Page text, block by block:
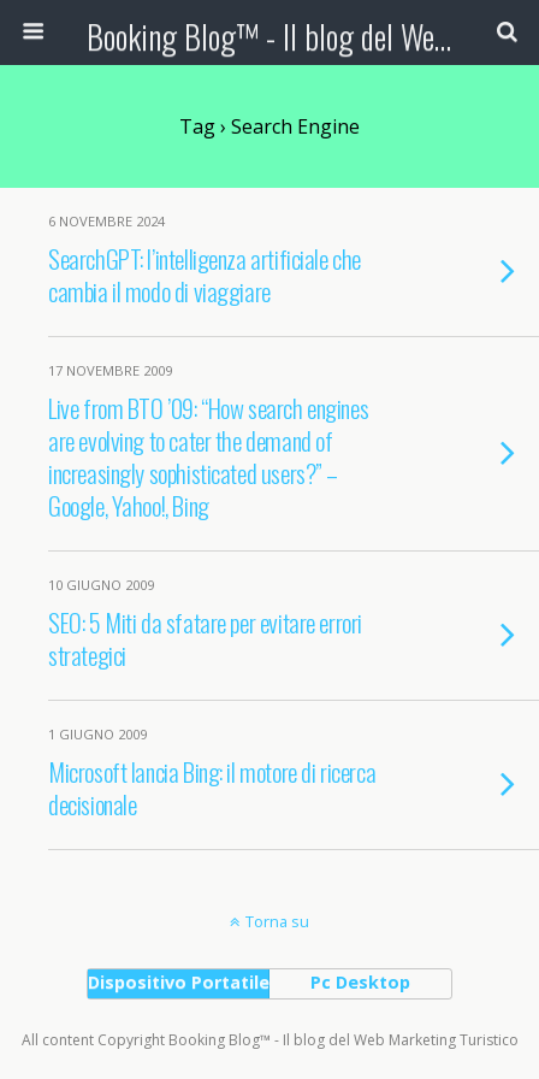
Booking Blog™ - Il blog del Web Marketing Turistico
Tag › Search Engine
6 NOVEMBRE 2024
SearchGPT: l’intelligenza artificiale che
cambia il modo di viaggiare
17 NOVEMBRE 2009
Live from BTO ’09: “How search engines
are evolving to cater the demand of
increasingly sophisticated users?” –
Google, Yahoo!, Bing
10 GIUGNO 2009
SEO: 5 Miti da sfatare per evitare errori
strategici
1 GIUGNO 2009
Microsoft lancia Bing: il motore di ricerca
decisionale
Torna su
Dispositivo Portatile Pc Desktop
All content Copyright Booking Blog™ - Il blog del Web Marketing Turistico